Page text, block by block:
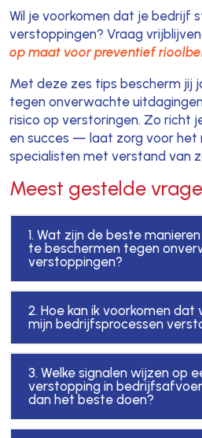
Wil je voorkomen dat je bedrijf
verstoppingen? Vraag
op maat voor preventief
Met deze zes tips bescherm jij
tegen onverwachte
risico op verstoringen. Zo richt
en succes — laat zorg voor het
specialisten met verstand van
Meest gestelde
1. Wat zijn de beste
te beschermen tegen
verstoppingen?
2. Hoe kan ik voorkomen dat
mijn bedrijfsprocessen
3. Welke signalen wijzen op
verstopping in
dan het beste doen?